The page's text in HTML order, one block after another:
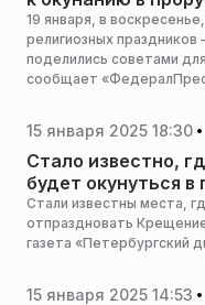
19 января, в
религиозных
поделились советами
сообщает
15 января 2025 18:30
Стало известно,
будет окунуться
Стали известны места,
отпраздновать
газета «Петербургский
15 января 2025 14:53